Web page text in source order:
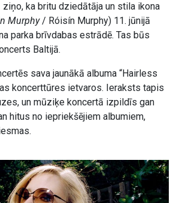
ziņo, ka britu dziedātāja un stila ikona
Murphy/ Róisín Murphy) 11. jūnijā
parka brīvdabas estrādē. Tas būs
Baltijā.
sava jaunākā albuma “Hairless
koncerttūres ietvaros. Ieraksts tapis
un mūziķe koncertā izpildīs gan
hitus no iepriekšējiem albumiem,